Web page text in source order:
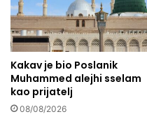
l
j
n
a
l
i
s
t
a
a
g
r
a
d
a
Kakav je bio Poslanik
Muhammed alejhi sselam
kao prijatelj
08/08/2026